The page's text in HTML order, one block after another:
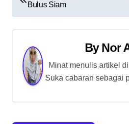
o
s
Bulus Siam
By Nor
Minat menulis artikel
Suka cabaran sebagai